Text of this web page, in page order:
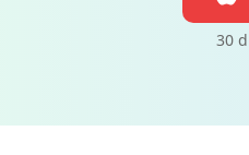
30